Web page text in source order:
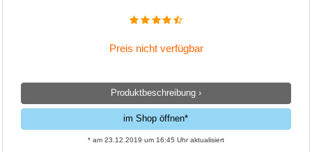
Preis nicht verfügbar
Produktbeschreibung ›
im Shop öffnen*
* am 23.12.2019 um 16:45 Uhr aktualisiert